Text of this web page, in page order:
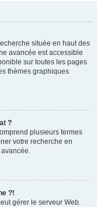
située en haut des
avancée est accessible
sur toutes les pages
thèmes graphiques
?
plusieurs termes
votre recherche en
?!
gérer le serveur Web.